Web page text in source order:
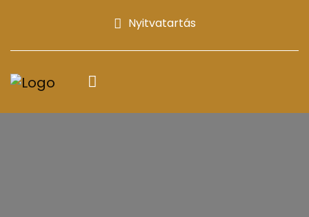
Nyitvatartás